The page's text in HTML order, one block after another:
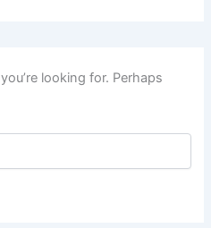
looking for. Perhaps